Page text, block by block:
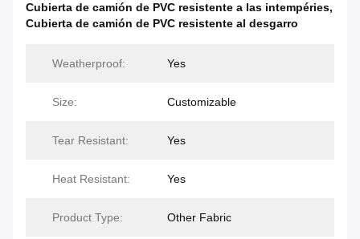
Cubierta de camión de PVC resistente a las intempéries,
Cubierta de camión de PVC resistente al desgarro
Weatherproof: Yes
Size: Customizable
Tear Resistant: Yes
Heat Resistant: Yes
Product Type: Other Fabric